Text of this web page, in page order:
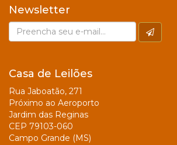
Newsletter
Casa de Leilões
Rua Jaboatão, 271
Próximo ao Aeroporto
Jardim das Reginas
CEP 79103-060
Campo Grande (MS)